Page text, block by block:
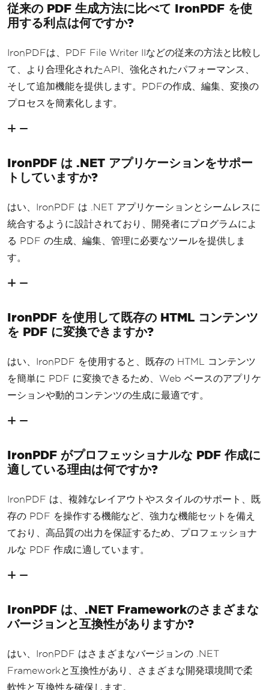
従来の PDF 生成方法に比べて IronPDF を使
用する利点は何ですか?
IronPDFは、PDF File Writer IIなどの従来の方法と比較し
て、より合理化されたAPI、強化されたパフォーマンス、
そして追加機能を提供します。PDFの作成、編集、変換の
プロセスを簡素化します。
IronPDF は .NET アプリケーションをサポー
トしていますか?
はい、IronPDF は .NET アプリケーションとシームレスに
統合するように設計されており、開発者にプログラムによ
る PDF の生成、編集、管理に必要なツールを提供しま
す。
IronPDF を使用して既存の HTML コンテンツ
を PDF に変換できますか?
はい、IronPDF を使用すると、既存の HTML コンテンツ
を簡単に PDF に変換できるため、Web ベースのアプリケ
ーションや動的コンテンツの生成に最適です。
IronPDF がプロフェッショナルな PDF 作成に
適している理由は何ですか?
IronPDF は、複雑なレイアウトやスタイルのサポート、既
存の PDF を操作する機能など、強力な機能セットを備え
ており、高品質の出力を保証するため、プロフェッショナ
ルな PDF 作成に適しています。
IronPDF は、.NET Frameworkのさまざまな
バージョンと互換性がありますか?
はい、IronPDF はさまざまなバージョンの .NET
Frameworkと互換性があり、さまざまな開発環境間で柔
軟性と互換性を確保します。